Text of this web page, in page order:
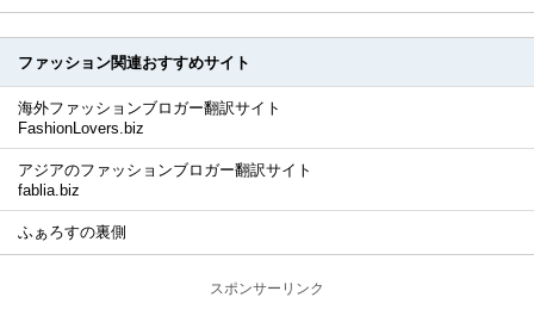
ファッション関連おすすめサイト
海外ファッションブロガー翻訳サイト
FashionLovers.biz
アジアのファッションブロガー翻訳サイト
fablia.biz
ふぁろすの裏側
スポンサーリンク